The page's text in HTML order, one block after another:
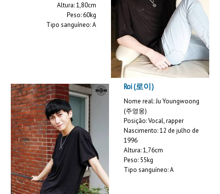
Altura: 1,80cm
Peso: 60kg
Tipo sanguíneo: A
Roi (로이)
Nome real: Ju Youngwoong
(주영웅)
Posição: Vocal, rapper
Nascimento: 12 de julho de
1996
Altura: 1,76cm
Peso: 55kg
Tipo sanguíneo: A